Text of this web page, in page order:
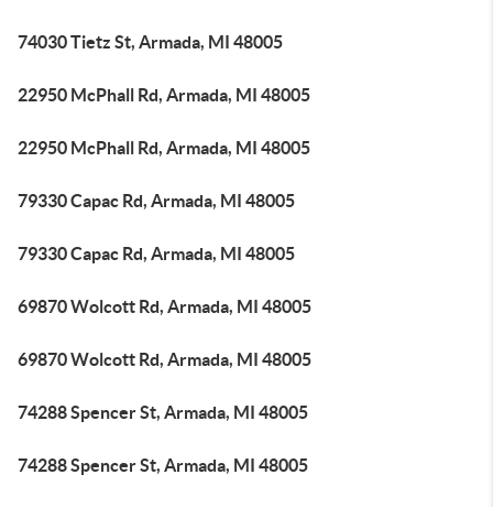
74030 Tietz St, Armada, MI 48005
22950 McPhall Rd, Armada, MI 48005
22950 McPhall Rd, Armada, MI 48005
79330 Capac Rd, Armada, MI 48005
79330 Capac Rd, Armada, MI 48005
69870 Wolcott Rd, Armada, MI 48005
69870 Wolcott Rd, Armada, MI 48005
74288 Spencer St, Armada, MI 48005
74288 Spencer St, Armada, MI 48005